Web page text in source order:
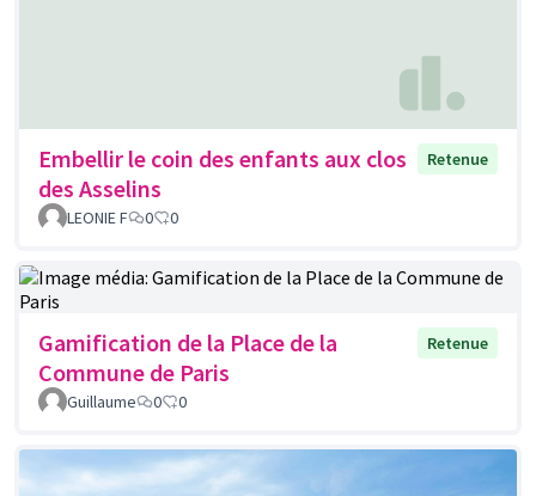
Embellir le coin des enfants aux clos
des Asselins
Retenue
LEONIE F 0 0
Gamification de la Place de la
Commune de Paris
Retenue
Guillaume 0 0